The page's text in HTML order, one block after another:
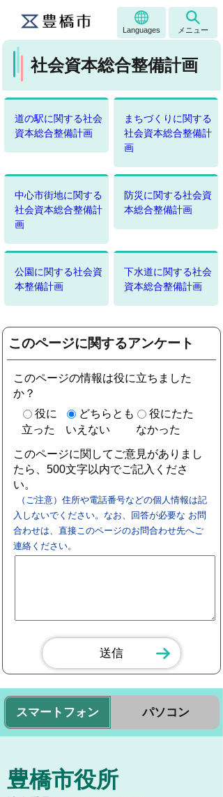
Languages メニュー
社会資本総合整備計画
道の駅に関する社会
資本総合整備計画
まちづくりに関する
社会資本総合整備計
画
中心市街地に関する
社会資本総合整備計
画
防災に関する社会資
本総合整備計画
公園に関する社会資
本整備計画
下水道に関する社会
資本総合整備計画
このページに関するアンケート
このページの情報は役に立ちました
か？
役に
立った
どちらとも
いえない
役にたた
なかった
このページに関してご意見がありまし
たら、500文字以内でご記入くださ
い。
（ご注意）住所や電話番号などの個人情報は記
入しないでください。なお、回答が必要な お問
合わせは、直接このページのお問合わせ先へご
連絡ください。
スマートフォン パソコン
豊橋市役所